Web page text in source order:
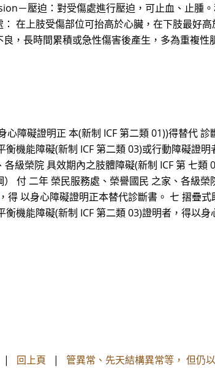
－壓迫：對受傷處進行壓迫，可止血、止腫
在上肢受傷部位可抬高於心臟，在下肢最好
，長時間累積或急性傷害後產生，多為重複性
障礙證明正 本(新制 ICF 第二類 01))得替代
機能障礙(新制 ICF 第二類 03)或行動障礙證
級榮院 具效期內之肢體障礙(新制 ICF 第 七類
付 二年 榮民服務處、榮譽國民 之家、各級榮
，得 以身心障礙證明正本替代診斷書。 七 摺疊
機能障礙(新制 ICF 第二類 03)證明者，得以身
| 回上頁 | 管異常、先天結構異常等， 但仍